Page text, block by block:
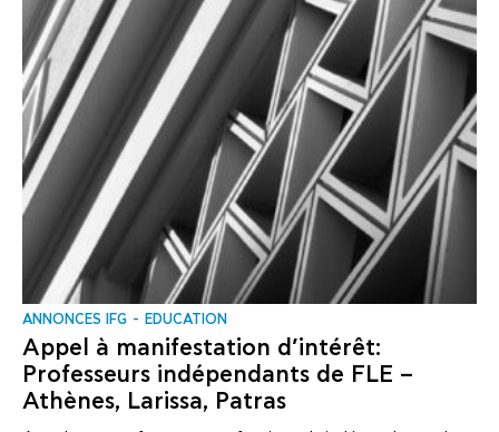
ANNONCES IFG EDUCATION
Appel à manifestation d’intérêt:
Professeurs indépendants de FLE –
Athènes, Larissa, Patras